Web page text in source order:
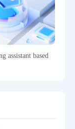
assistant based